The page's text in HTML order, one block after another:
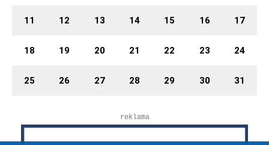
11 12 13 14 15 16 17
18 19 20 21 22 23 24
25 26 27 28 29 30 31
reklama